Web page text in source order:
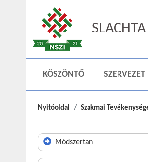
KÖSZÖNTŐ SZERVEZET
Nyitóoldal Szakmai
Módszertan